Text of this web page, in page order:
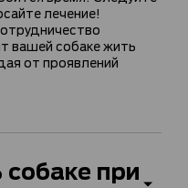
лечение!
вашей собаке жить
от проявлений
при